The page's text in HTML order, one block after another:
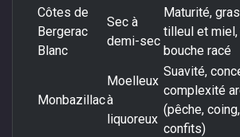
Côtes de
Bergerac
Blanc
Sec à
demi-sec
Maturité,
tilleul et miel,
bouche racé
Monbazillac
Moelleux
à
liquoreux
Suavité,
complexité
(pêche,
confits)